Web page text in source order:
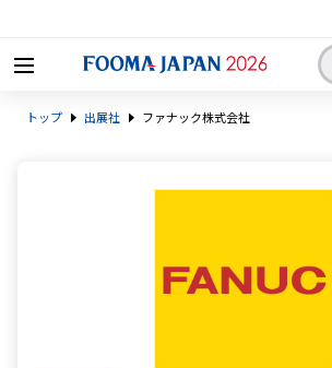
級の食品製造総合展〜 | 一般社
トップ 出展社 ファナック株式会社